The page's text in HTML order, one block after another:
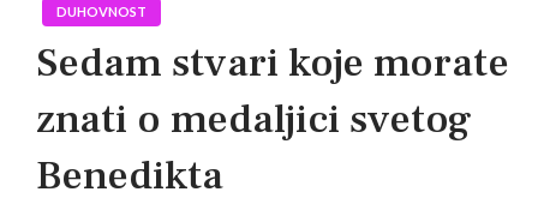
DUHOVNOST
Sedam stvari koje morate
znati o medaljici svetog
Benedikta